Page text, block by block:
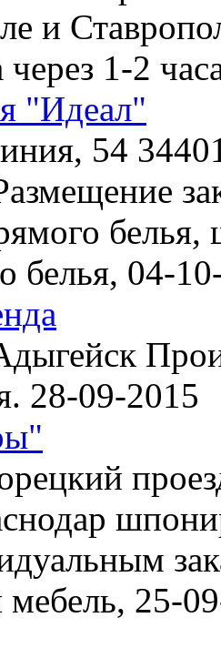
и
1-2
"Идеал"
54
белья, 04-
28-09-2015
мебель, 25-